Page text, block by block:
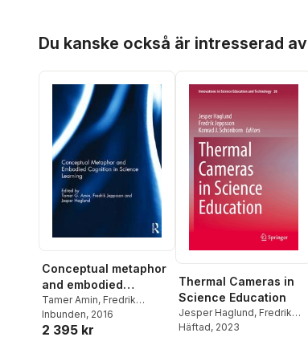
Du kanske också är intresserad av
Conceptual metaphor
and embodied
cognition in science
learning
Tamer Amin, Fredrik
Jeppsson ,Jesper Haglund
Inbunden, 2016
2 395 kr
Thermal Cameras in
Science Education
Jesper Haglund, Fredrik
Jeppsson,Konrad J.
Häftad, 2023